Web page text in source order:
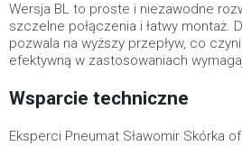
Wersja BL to proste i niezawodne
szczelne połączenia i łatwy montaż.
pozwala na wyższy przepływ, co
efektywną w zastosowaniach
Wsparcie techniczne
Eksperci Pneumat Sławomir Skórka